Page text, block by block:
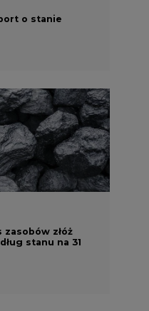
o stanie
złóż
stanu na 31